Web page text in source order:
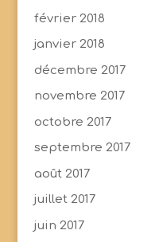
février 2018
janvier 2018
décembre 2017
novembre 2017
octobre 2017
septembre 2017
août 2017
juillet 2017
juin 2017